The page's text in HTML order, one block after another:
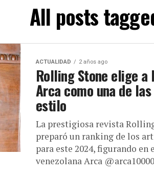
All posts
ACTUALIDAD 2 años ago
Rolling Stone elige a
Arca como una de
estilo
La prestigiosa revista
preparó un ranking de los
para este 2024, figurando
venezolana Arca